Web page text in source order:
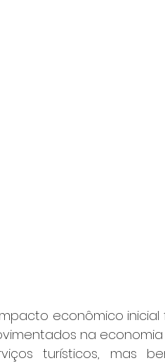
econômico inicial
na
turísticos, mas